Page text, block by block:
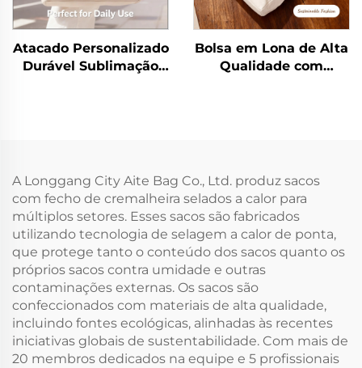
Atacado Personalizado
Durável Sublimação
Fecho de Correr em
Branco
Bolsa em Lona de Alta
Qualidade com
Promocional com
Estampa de Letras
A Longgang City Aite Bag Co., Ltd. produz sacos
com fecho de cremalheira selados a calor para
múltiplos setores. Esses sacos são fabricados
utilizando tecnologia de selagem a calor de ponta,
que protege tanto o conteúdo dos sacos quanto os
próprios sacos contra umidade e outras
contaminações externas. Os sacos são
confeccionados com materiais de alta qualidade,
incluindo fontes ecológicas, alinhadas às recentes
iniciativas globais de sustentabilidade. Com mais de
20 membros dedicados na equipe e 5 profissionais